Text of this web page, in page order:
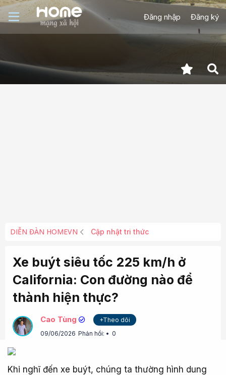
Đăng nhập Đăng ký
DIỄN ĐÀN HOMEVN Cập nhật tri thức
Xe buýt siêu tốc 225 km/h ở
California: Con đường nào để
thành hiện thực?
Cao Tùng
+Theo dõi
09/06/2026 Phản hồi: 0
Khi nghĩ đến xe buýt, chúng ta thường hình dung